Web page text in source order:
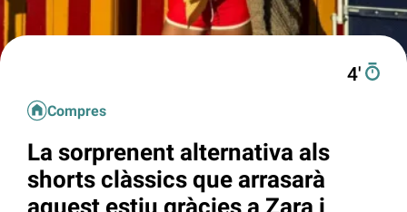
4′
Compres
La sorprenent alternativa als
shorts clàssics que arrasarà
aquest estiu gràcies a Zara i